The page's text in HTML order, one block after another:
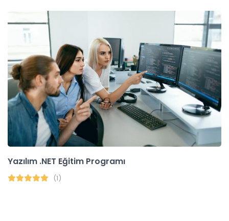
Yazılım .NET Eğitim Programı
(1)